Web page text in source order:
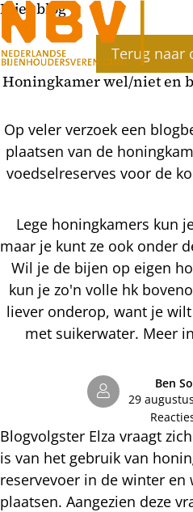
Bijenblog
Terug naar
Honingkamer wel/niet en
Op veler verzoek een
plaatsen van de
voedselreserves voor de
Lege honingkamers kun
maar je kunt ze ook onder
Wil je de bijen op eigen
kun je zo'n volle hk
liever onderop, want je
met suikerwater. Meer
Ben
29
Blogvolgster Elza vraagt
is van het gebruik van
reservevoer in de winter
plaatsen. Aangezien deze